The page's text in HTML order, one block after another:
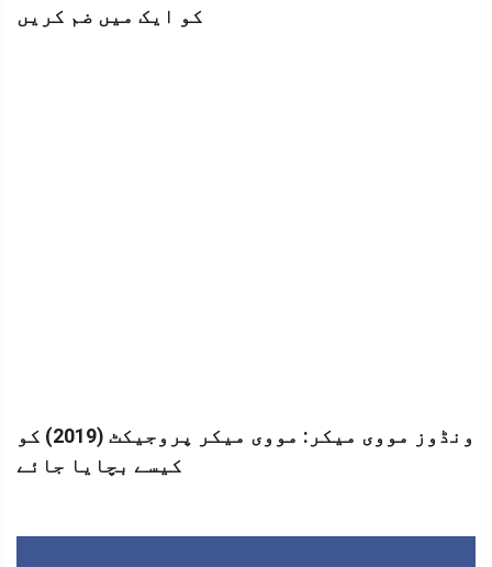
کو ایک میں ضم کریں
ونڈوز مووی میکر: مووی میکر پروجیکٹ (2019) کو
کیسے بچایا جائے